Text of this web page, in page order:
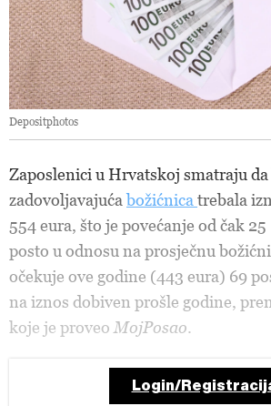
Depositphotos
Zaposlenici u Hrvatskoj smatraju da
zadovoljavajuća božićnica trebala
554 eura, što je povećanje od čak 25
posto u odnosu na prosječnu
očekuje ove godine (443 eura) 69
na iznos dobiven prošle godine,
koje je proveo MojPosao.
Login/